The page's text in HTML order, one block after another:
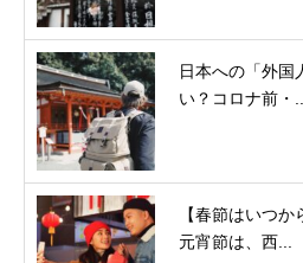
日本への「外国
い？コロナ前・
【春節はいつ
元宵節は、西...